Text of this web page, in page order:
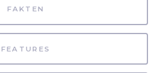
FAKTEN
FEATURES